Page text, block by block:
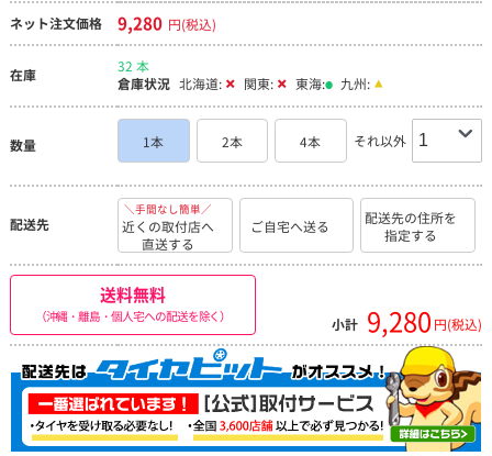
ネット注文価格 9,280 円(税込)
在庫
32 本
倉庫状況 北海道: 関東: 東海: 九州:
数量 1本 2本 4本 それ以外
配送先
＼手間なし簡単／
近くの取付店へ
直送する
ご自宅へ送る
配送先の住所を
指定する
送料無料
（沖縄・離島・個人宅への配送を除く） 小計 9,280 円(税込)